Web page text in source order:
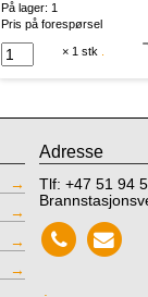
På lager: 1
Pris på forespørsel
× 1 stk
Adresse
Tlf: +47 51 94
Call
NPT
Testing
.